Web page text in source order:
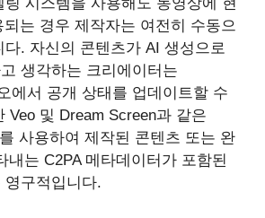
는 경우 제작자는 여전히 수동으
다. 자신의 콘텐츠가 AI 생성으로
생각하는 크리에이터는
에서 공개 상태를 업데이트할 수
Veo 및 Dream Screen과 같은
사용하여 제작된 콘텐츠 또는 완
내는 C2PA 메타데이터가 포함된
영구적입니다.